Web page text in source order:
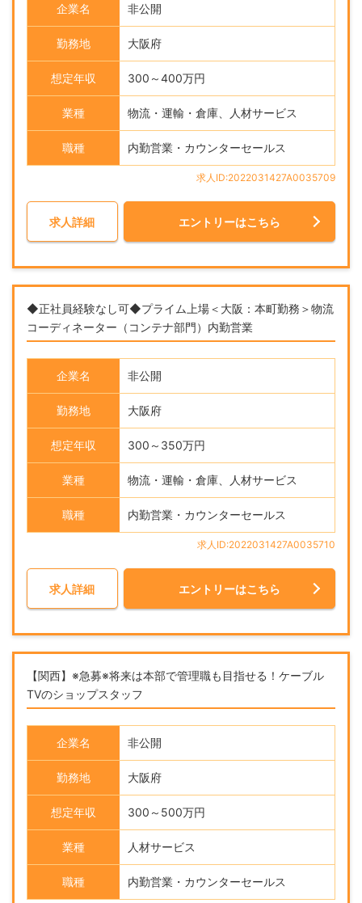
企業名 非公開
勤務地 大阪府
想定年収 300～400万円
業種 物流・運輸・倉庫、人材サービス
職種 内勤営業・カウンターセールス
求人ID:2022031427A0035709
求人詳細 エントリーはこちら
◆正社員経験なし可◆プライム上場＜大阪：本町勤務＞物流
コーディネーター（コンテナ部門）内勤営業
企業名 非公開
勤務地 大阪府
想定年収 300～350万円
業種 物流・運輸・倉庫、人材サービス
職種 内勤営業・カウンターセールス
求人ID:2022031427A0035710
求人詳細 エントリーはこちら
【関西】※急募※将来は本部で管理職も目指せる！ケーブル
TVのショップスタッフ
企業名 非公開
勤務地 大阪府
想定年収 300～500万円
業種 人材サービス
職種 内勤営業・カウンターセールス